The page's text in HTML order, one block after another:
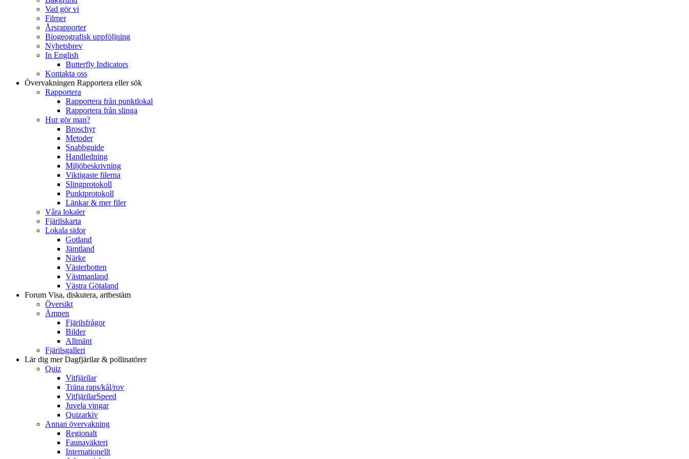
Vad gör vi
Filmer
Årsrapporter
Biogeografisk uppföljning
Nyhetsbrev
In English
Butterfly Indicators
Kontakta oss
Övervakningen Rapportera eller sök
Rapportera
Rapportera från punktlokal
Rapportera från slinga
Hur gör man?
Broschyr
Metoder
Snabbguide
Handledning
Miljöbeskrivning
Viktigaste filerna
Slingprotokoll
Punktprotokoll
Länkar & mer filer
Våra lokaler
Fjärilskarta
Lokala sidor
Gotland
Jämtland
Närke
Västerbotten
Västmanland
Västra Götaland
Forum Visa, diskutera, artbestäm
Översikt
Ämnen
Fjärilsfrågor
Bilder
Allmänt
Fjärilsgalleri
Lär dig merDagfjärilar & pollinatörer
Quiz
Vitfjärilar
Träna raps/kål/rov
VitfjärilarSpeed
Juvela vingar
Quizarkiv
Annan övervakning
Regionalt
Faunaväkteri
Internationellt